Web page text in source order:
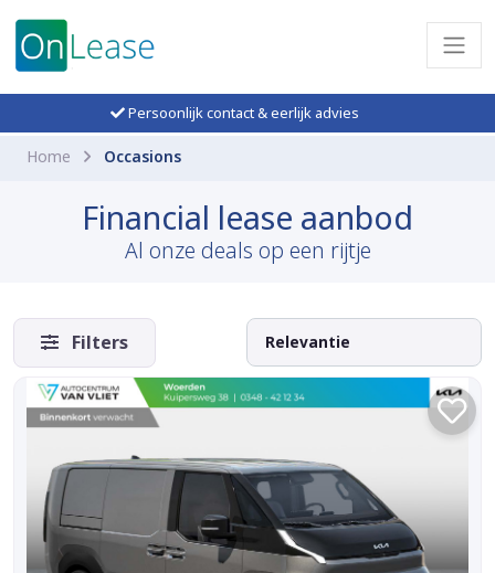
Persoonlijk contact & eerlijk advies
Home Occasions
Financial lease aanbod
Al onze deals op een rijtje
Filters